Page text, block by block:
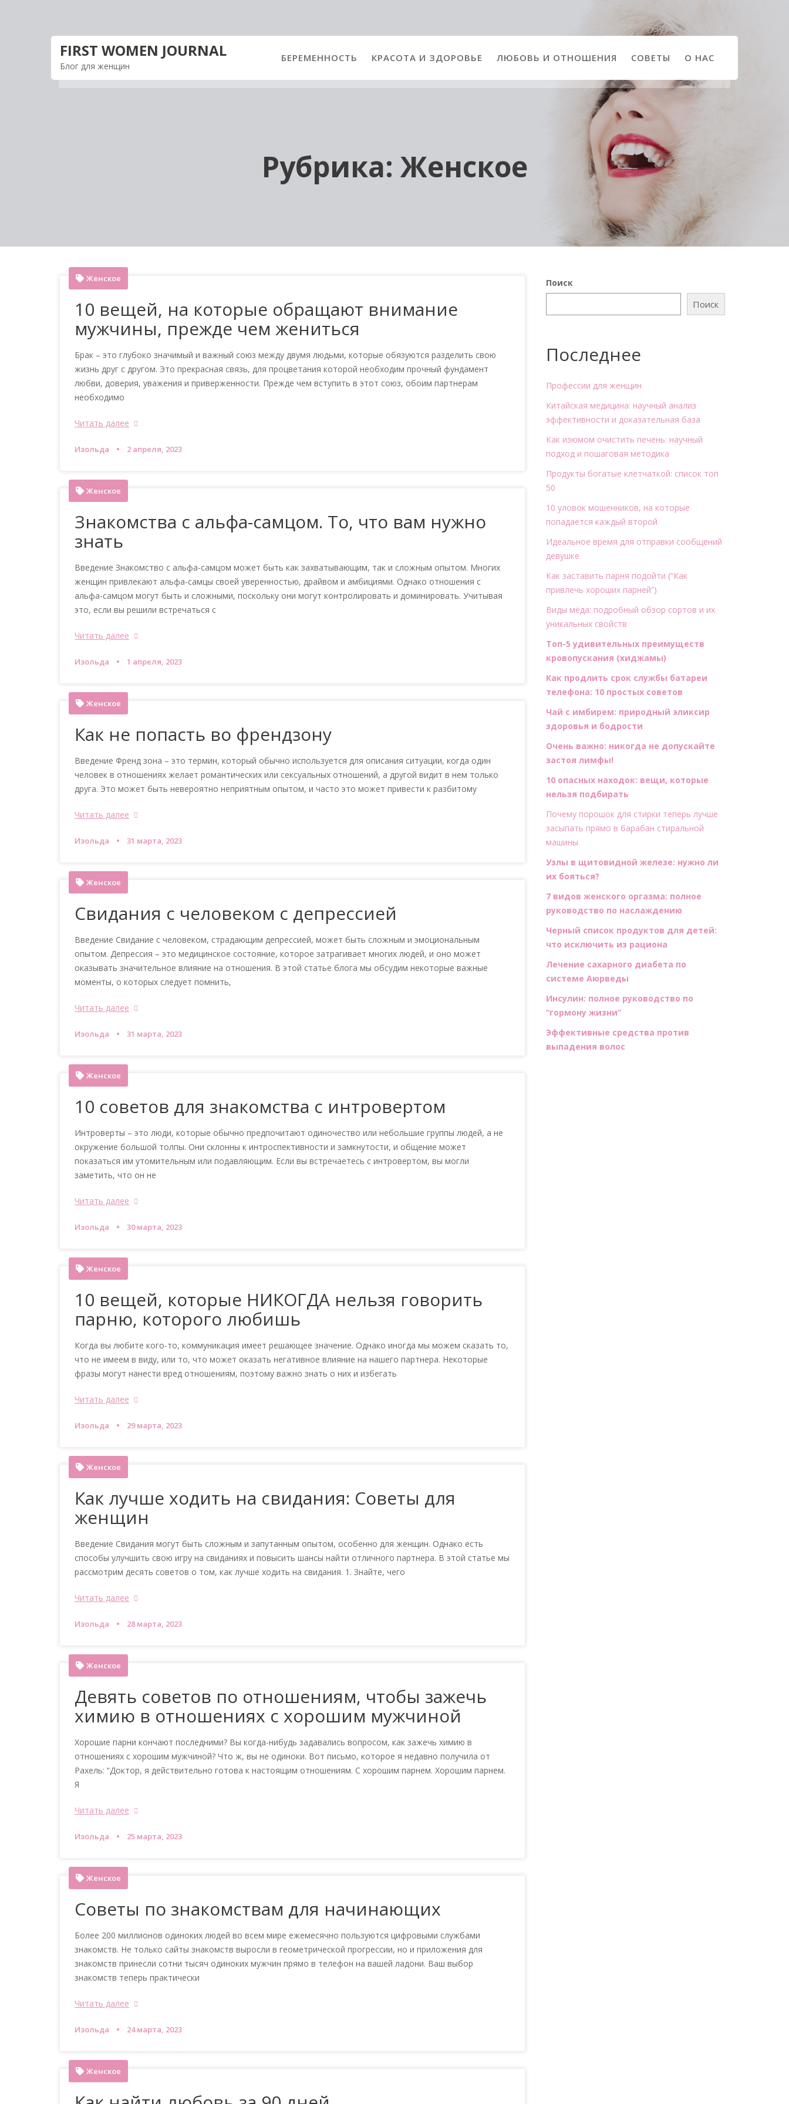
содержимому
FIRST WOMEN JOURNAL
Блог для женщин
БЕРЕМЕННОСТЬ КРАСОТА И ЗДОРОВЬЕ ЛЮБОВЬ И ОТНОШЕНИЯ СОВЕТЫ О НАС
Рубрика: Женское
Женское
10 вещей, на которые обращают внимание
мужчины, прежде чем жениться
Брак – это глубоко значимый и важный союз между двумя людьми, которые обязуются разделить свою
жизнь друг с другом. Это прекрасная связь, для процветания которой необходим прочный фундамент
любви, доверия, уважения и приверженности. Прежде чем вступить в этот союз, обоим партнерам
необходимо
Читать далее
Изольда 2 апреля, 2023
Женское
Знакомства с альфа-самцом. То, что вам нужно
знать
Введение Знакомство с альфа-самцом может быть как захватывающим, так и сложным опытом. Многих
женщин привлекают альфа-самцы своей уверенностью, драйвом и амбициями. Однако отношения с
альфа-самцом могут быть и сложными, поскольку они могут контролировать и доминировать. Учитывая
это, если вы решили встречаться с
Читать далее
Изольда 1 апреля, 2023
Женское
Как не попасть во френдзону
Введение Френд зона – это термин, который обычно используется для описания ситуации, когда один
человек в отношениях желает романтических или сексуальных отношений, а другой видит в нем только
друга. Это может быть невероятно неприятным опытом, и часто это может привести к разбитому
Читать далее
Изольда 31 марта, 2023
Женское
Свидания с человеком с депрессией
Введение Свидание с человеком, страдающим депрессией, может быть сложным и эмоциональным
опытом. Депрессия – это медицинское состояние, которое затрагивает многих людей, и оно может
оказывать значительное влияние на отношения. В этой статье блога мы обсудим некоторые важные
моменты, о которых следует помнить,
Читать далее
Изольда 31 марта, 2023
Женское
10 советов для знакомства с интровертом
Интроверты – это люди, которые обычно предпочитают одиночество или небольшие группы людей, а не
окружение большой толпы. Они склонны к интроспективности и замкнутости, и общение может
показаться им утомительным или подавляющим. Если вы встречаетесь с интровертом, вы могли
заметить, что он не
Читать далее
Изольда 30 марта, 2023
Женское
10 вещей, которые НИКОГДА нельзя говорить
парню, которого любишь
Когда вы любите кого-то, коммуникация имеет решающее значение. Однако иногда мы можем сказать то,
что не имеем в виду, или то, что может оказать негативное влияние на нашего партнера. Некоторые
фразы могут нанести вред отношениям, поэтому важно знать о них и избегать
Читать далее
Изольда 29 марта, 2023
Женское
Как лучше ходить на свидания: Советы для
женщин
Введение Свидания могут быть сложным и запутанным опытом, особенно для женщин. Однако есть
способы улучшить свою игру на свиданиях и повысить шансы найти отличного партнера. В этой статье мы
рассмотрим десять советов о том, как лучше ходить на свидания. 1. Знайте, чего
Читать далее
Изольда 28 марта, 2023
Женское
Девять советов по отношениям, чтобы зажечь
химию в отношениях с хорошим мужчиной
Хорошие парни кончают последними? Вы когда-нибудь задавались вопросом, как зажечь химию в
отношениях с хорошим мужчиной? Что ж, вы не одиноки. Вот письмо, которое я недавно получила от
Рахель: “Доктор, я действительно готова к настоящим отношениям. С хорошим парнем. Хорошим парнем.
Я
Читать далее
Изольда 25 марта, 2023
Женское
Советы по знакомствам для начинающих
Более 200 миллионов одиноких людей во всем мире ежемесячно пользуются цифровыми службами
знакомств. Не только сайты знакомств выросли в геометрической прогрессии, но и приложения для
знакомств принесли сотни тысяч одиноких мужчин прямо в телефон на вашей ладони. Ваш выбор
знакомств теперь практически
Читать далее
Изольда 24 марта, 2023
Женское
Поиск
Поиск
Последнее
Профессии для женщин
Китайская медицина: научный анализ
эффективности и доказательная база
Как изюмом очистить печень: научный
подход и пошаговая методика
Продукты богатые клетчаткой: список топ
50
10 уловок мошенников, на которые
попадается каждый второй
Идеальное время для отправки сообщений
девушке
Как заставить парня подойти (“Как
привлечь хороших парней”)
Виды мёда: подробный обзор сортов и их
уникальных свойств
Топ-5 удивительных преимуществ
кровопускания (хиджамы)
Как продлить срок службы батареи
телефона: 10 простых советов
Чай с имбирем: природный эликсир
здоровья и бодрости
Очень важно: никогда не допускайте
застоя лимфы!
10 опасных находок: вещи, которые
нельзя подбирать
Почему порошок для стирки теперь лучше
засыпать прямо в барабан стиральной
машины
Узлы в щитовидной железе: нужно ли
их бояться?
7 видов женского оргазма: полное
руководство по наслаждению
Черный список продуктов для детей:
что исключить из рациона
Лечение сахарного диабета по
системе Аюрведы
Инсулин: полное руководство по
“гормону жизни”
Эффективные средства против
выпадения волос